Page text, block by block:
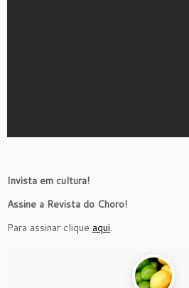
Invista em cultura!
Assine a Revista do Choro!
Para assinar clique aqui.